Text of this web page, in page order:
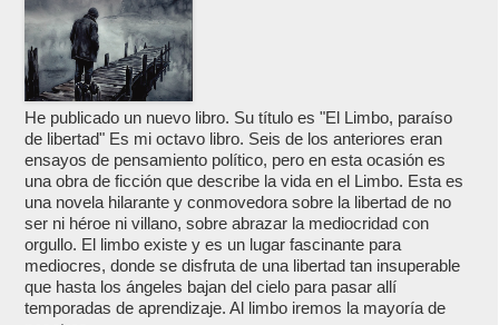
He publicado un nuevo libro. Su título es "El Limbo, paraíso
de libertad" Es mi octavo libro. Seis de los anteriores eran
ensayos de pensamiento político, pero en esta ocasión es
una obra de ficción que describe la vida en el Limbo. Esta es
una novela hilarante y conmovedora sobre la libertad de no
ser ni héroe ni villano, sobre abrazar la mediocridad con
orgullo. El limbo existe y es un lugar fascinante para
mediocres, donde se disfruta de una libertad tan insuperable
que hasta los ángeles bajan del cielo para pasar allí
temporadas de aprendizaje. Al limbo iremos la mayoría de